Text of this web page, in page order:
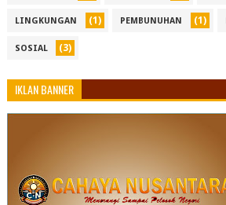
LINGKUNGAN (1) PEMBUNUHAN (1)
SOSIAL (3)
IKLAN BANNER